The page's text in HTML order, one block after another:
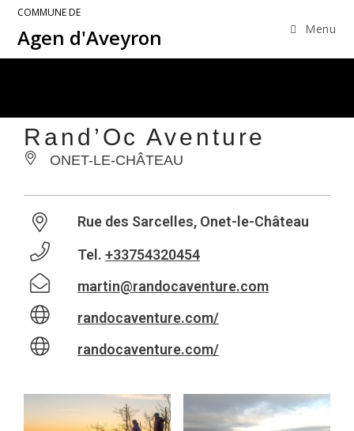
COMMUNE DE
Agen d'Aveyron Menu
Rand’Oc Aventure
ONET-LE-CHÂTEAU
Rue des Sarcelles, Onet-le-Château
Tel. +33754320454
martin@randocaventure.com
randocaventure.com/
randocaventure.com/